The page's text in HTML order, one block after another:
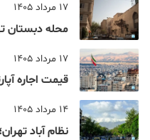
17 مرداد 1405
محله دبستان
17 مرداد 1405
14 مرداد 1405
نظام‌ آباد